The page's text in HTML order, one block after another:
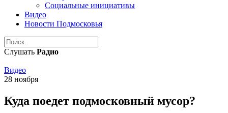
Социальные инициативы
Видео
Новости Подмосковья
Слушать Радио
Видео
28 ноября
Куда поедет подмосковный мусор?